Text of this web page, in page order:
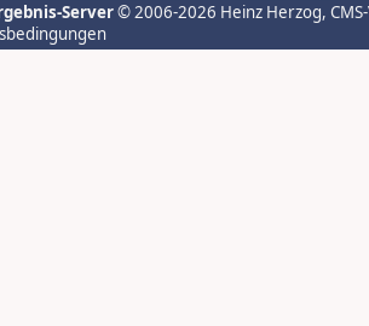
Server© 2006-2026 Heinz Herzog,